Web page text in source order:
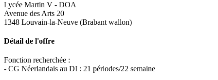
Lycée Martin V - DOA
Avenue des Arts 20
1348 Louvain-la-Neuve (Brabant wallon)
Détail de l'offre
Fonction recherchée :
- CG Néerlandais au DI : 21 périodes/22 semaine